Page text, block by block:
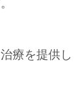
療を提供し